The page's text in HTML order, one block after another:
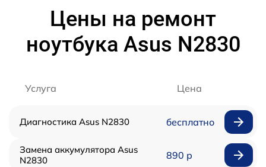
Цены на ремонт
ноутбука Asus N2830
Услуга Цена
Диагностика Asus N2830 бесплатно
Замена аккумулятора Asus
N2830
890 р